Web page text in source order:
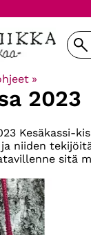
‪»
2023
Kesäkassi-
niiden
sitä